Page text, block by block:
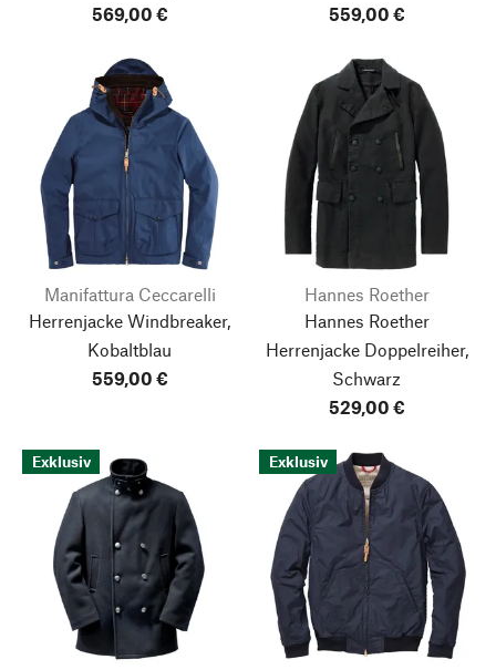
569,00 €
559,00 €
Manifattura Ceccarelli
Herrenjacke Windbreaker,
Kobaltblau
559,00 €
Hannes Roether
Hannes Roether
Herrenjacke Doppelreiher,
Schwarz
529,00 €
Exklusiv Exklusiv